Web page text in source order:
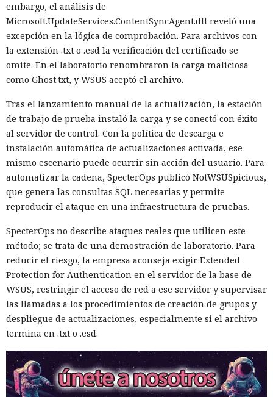
embargo, el análisis de
Microsoft.UpdateServices.ContentSyncAgent.dll reveló una
excepción en la lógica de comprobación. Para archivos con
la extensión .txt o .esd la verificación del certificado se
omite. En el laboratorio renombraron la carga maliciosa
como Ghost.txt, y WSUS aceptó el archivo.
Tras el lanzamiento manual de la actualización, la estación
de trabajo de prueba instaló la carga y se conectó con éxito
al servidor de control. Con la política de descarga e
instalación automática de actualizaciones activada, ese
mismo escenario puede ocurrir sin acción del usuario. Para
automatizar la cadena, SpecterOps publicó NotWSUSpicious,
que genera las consultas SQL necesarias y permite
reproducir el ataque en una infraestructura de pruebas.
SpecterOps no describe ataques reales que utilicen este
método; se trata de una demostración de laboratorio. Para
reducir el riesgo, la empresa aconseja exigir Extended
Protection for Authentication en el servidor de la base de
WSUS, restringir el acceso de red a ese servidor y supervisar
las llamadas a los procedimientos de creación de grupos y
despliegue de actualizaciones, especialmente si el archivo
termina en .txt o .esd.